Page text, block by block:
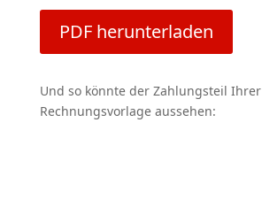
PDF herunterladen
Und so könnte der Zahlungsteil Ihrer
Rechnungsvorlage aussehen: